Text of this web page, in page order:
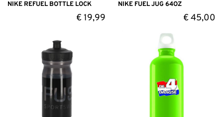
NIKE REFUEL BOTTLE LOCK
€19,99
NIKE FUEL JUG 64OZ
€45,00